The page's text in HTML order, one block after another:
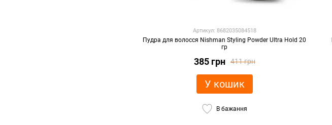
Артикул: 8682035084518
Пудра для волосся Nishman Styling Powder Ultra Hold 20
гр
411 грн
385 грн
У кошик
В бажання